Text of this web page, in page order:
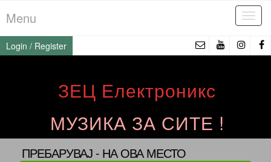
to
the
content
Menu
Login / Register
ЗЕЦ Електроникс
МУЗИКА ЗА СИТЕ !
ПРЕБАРУВАЈ - НА ОВА МЕСТО